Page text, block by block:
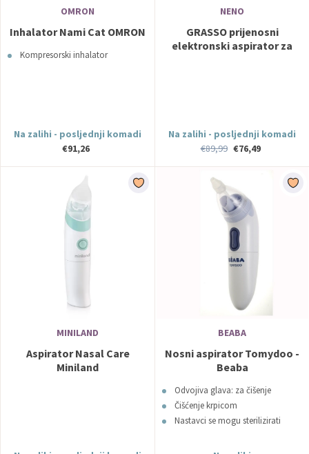
OMRON
Inhalator Nami Cat OMRON
Kompresorski inhalator
Na zalihi - posljednji komadi
€91,26
NENO
GRASSO prijenosni
elektronski aspirator za
Na zalihi - posljednji komadi
€89,99 €76,49
MINILAND
Aspirator Nasal Care
Miniland
BEABA
Nosni aspirator Tomydoo -
Beaba
Odvojiva glava: za čišenje
Čišćenje krpicom
Nastavci se mogu sterilizirati